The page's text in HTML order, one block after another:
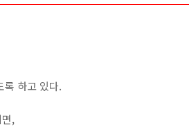
록 하고 있다.
,